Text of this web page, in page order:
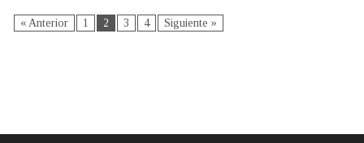
« Anterior 1 2 3 4 Siguiente »